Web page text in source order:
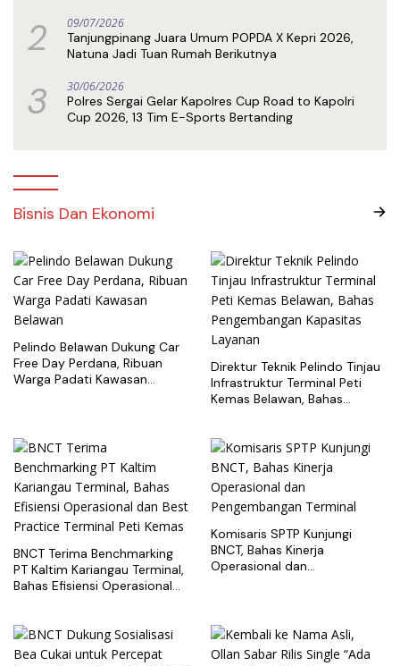
2 09/07/2026
Tanjungpinang Juara Umum POPDA X Kepri 2026,
Natuna Jadi Tuan Rumah Berikutnya
3 30/06/2026
Polres Sergai Gelar Kapolres Cup Road to Kapolri
Cup 2026, 13 Tim E-Sports Bertanding
Bisnis Dan Ekonomi
Pelindo Belawan Dukung Car
Free Day Perdana, Ribuan
Warga Padati Kawasan
Direktur Teknik Pelindo Tinjau
Infrastruktur Terminal Peti
Kemas Belawan, Bahas
BNCT Terima Benchmarking
PT Kaltim Kariangau Terminal,
Bahas Efisiensi Operasional
Komisaris SPTP Kunjungi
BNCT, Bahas Kinerja
Operasional dan